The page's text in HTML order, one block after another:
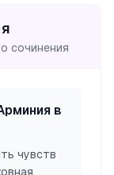
сочинения
в
чувств